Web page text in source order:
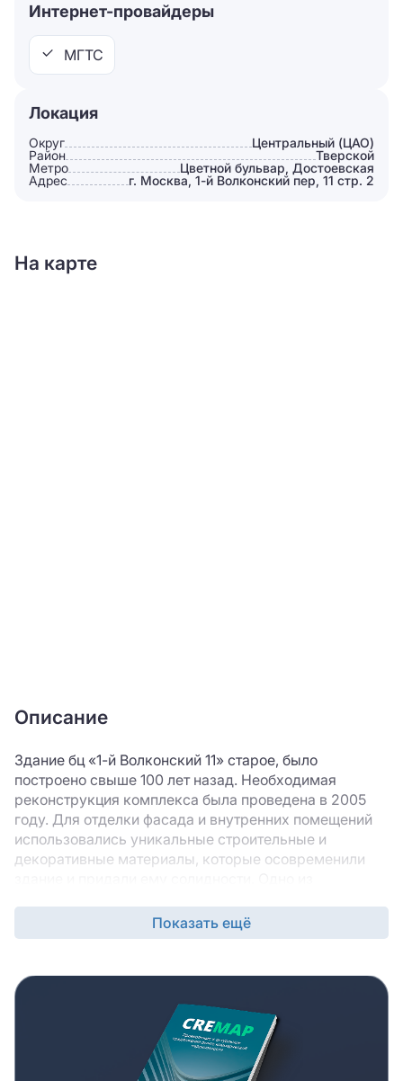
Интернет-провайдеры
МГТС
Локация
Округ
Центральный (ЦАО)
Район
Тверской
Метро
Цветной бульвар, Достоевская
Адрес
г. Москва, 1-й Волконский пер, 11 стр. 2
На карте
Описание
Здание бц «1-й Волконский 11» старое, было
построено свыше 100 лет назад. Необходимая
реконструкция комплекса была проведена в 2005
году. Для отделки фасада и внутренних помещений
использовались уникальные строительные и
декоративные материалы, которые осовременили
минутах ходьбы располагается станция метро
«Цветной бульвар» - с работы и на работу можно
Сам же «1-й Волконский 11» находится в ЦАО
Москвы. Офисные помещения в здании относятся к
классу В+, что говорит об их престижности и
высоком уровне технического оснащения и
эксплуатационных характеристик. Дом 7-этажный,
поэтому оснащен лифтом – он один.
Показать ещё